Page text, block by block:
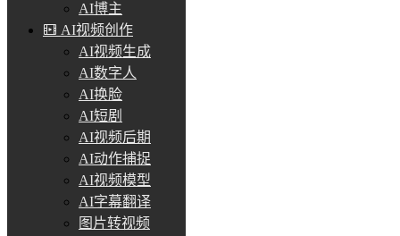
AI博主
AI视频创作
AI视频生成
AI数字人
AI换脸
AI短剧
AI视频后期
AI动作捕捉
AI视频模型
AI字幕翻译
图片转视频